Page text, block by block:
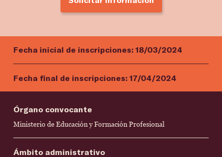
Fecha inicial de inscripciones: 18/03/2024
Fecha final de inscripciones: 17/04/2024
Órgano convocante
Ministerio de Educación y Formación Profesional
Ámbito administrativo